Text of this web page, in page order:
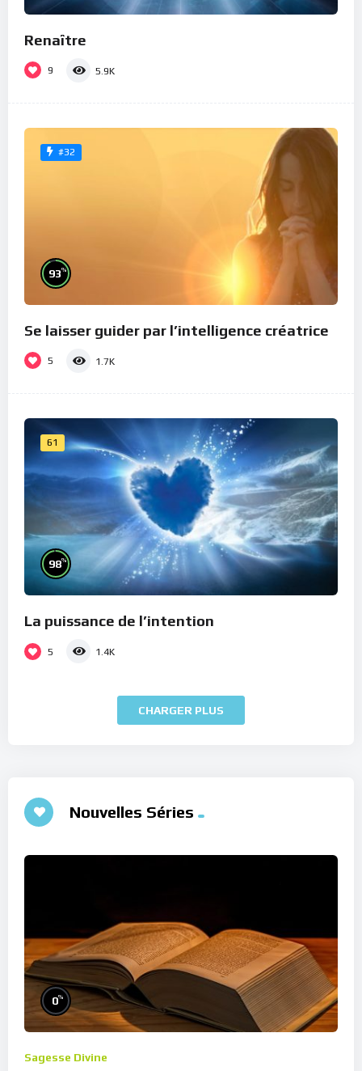
Renaître
9 5.9K
#32
93%
Se laisser guider par l’intelligence créatrice
5 1.7K
61
98%
La puissance de l’intention
5 1.4K
CHARGER PLUS
Nouvelles Séries
0%
Sagesse Divine